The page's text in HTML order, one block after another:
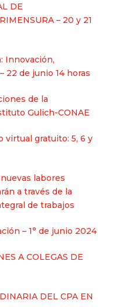
DE
– 20 y 21
Innovación,
22 de junio 14 horas
de la
Gulich-CONAE
virtual gratuito: 5, 6 y
labores
a través de la
de trabajos
– 1° de junio 2024
A COLEGAS DE
DEL CPA EN